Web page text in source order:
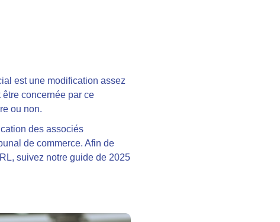
est une modification assez
concernée par ce
ou non.
des associés
de commerce. Afin de
suivez notre guide de 2025